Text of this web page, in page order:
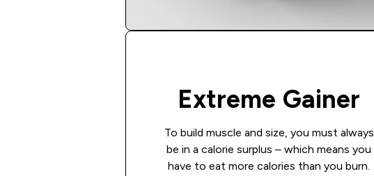
Extreme Gainer
To build muscle and size, you must always
be in a calorie surplus – which means you
have to eat more calories than you burn.